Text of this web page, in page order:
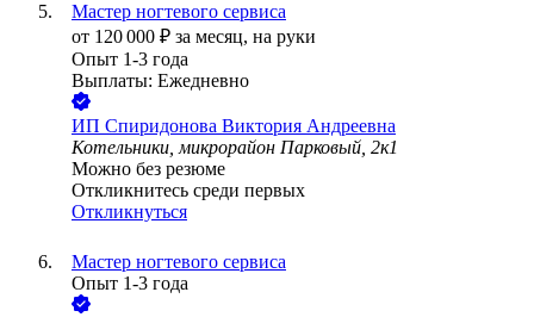
Мастер ногтевого сервиса
от 120 000 ₽ за месяц, на руки
Опыт 1-3 года
Выплаты: Ежедневно
ИП Спиридонова Виктория Андреевна
Котельники, микрорайон Парковый, 2к1
Можно без резюме
Откликнитесь среди первых
Откликнуться
Мастер ногтевого сервиса
Опыт 1-3 года